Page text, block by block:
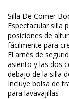
Silla De Comer
Espectacular silla
posiciones de
fácilmente para
El arnés de
asiento y las dos
debajo de la silla
Incluye bolsa de
para lavavajillas